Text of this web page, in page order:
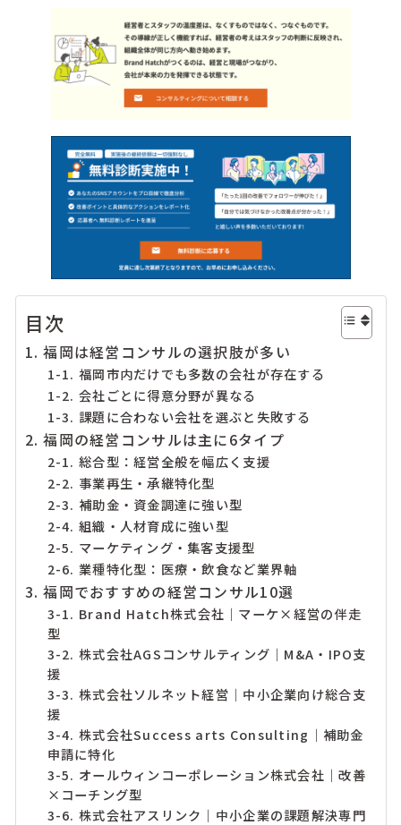
目次
1. 福岡は経営コンサルの選択肢が多い
1-1. 福岡市内だけでも多数の会社が存在する
1-2. 会社ごとに得意分野が異なる
1-3. 課題に合わない会社を選ぶと失敗する
2. 福岡の経営コンサルは主に6タイプ
2-1. 総合型：経営全般を幅広く支援
2-2. 事業再生・承継特化型
2-3. 補助金・資金調達に強い型
2-4. 組織・人材育成に強い型
2-5. マーケティング・集客支援型
2-6. 業種特化型：医療・飲食など業界軸
3. 福岡でおすすめの経営コンサル10選
3-1. Brand Hatch株式会社｜マーケ×経営の伴走
型
3-2. 株式会社AGSコンサルティング｜M&A・IPO支
援
3-3. 株式会社ソルネット経営｜中小企業向け総合支
援
3-4. 株式会社Success arts Consulting｜補助金
申請に特化
3-5. オールウィンコーポレーション株式会社｜改善
×コーチング型
3-6. 株式会社アスリンク｜中小企業の課題解決専門